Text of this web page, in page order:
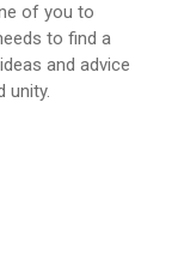
of you to
to find a
and advice
unity.